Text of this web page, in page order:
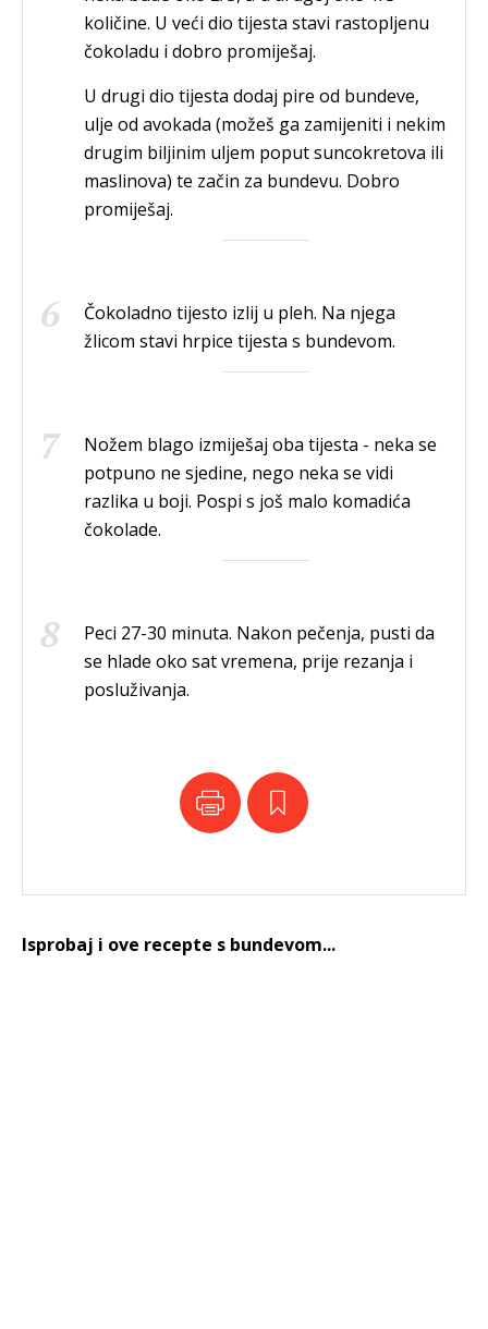
količine. U veći dio tijesta stavi rastopljenu
čokoladu i dobro promiješaj.
U drugi dio tijesta dodaj pire od bundeve,
ulje od avokada (možeš ga zamijeniti i nekim
drugim biljinim uljem poput suncokretova ili
maslinova) te začin za bundevu. Dobro
promiješaj.
Čokoladno tijesto izlij u pleh. Na njega
žlicom stavi hrpice tijesta s bundevom.
Nožem blago izmiješaj oba tijesta - neka se
potpuno ne sjedine, nego neka se vidi
razlika u boji. Pospi s još malo komadića
čokolade.
Peci 27-30 minuta. Nakon pečenja, pusti da
se hlade oko sat vremena, prije rezanja i
posluživanja.
Isprobaj i ove recepte s bundevom...